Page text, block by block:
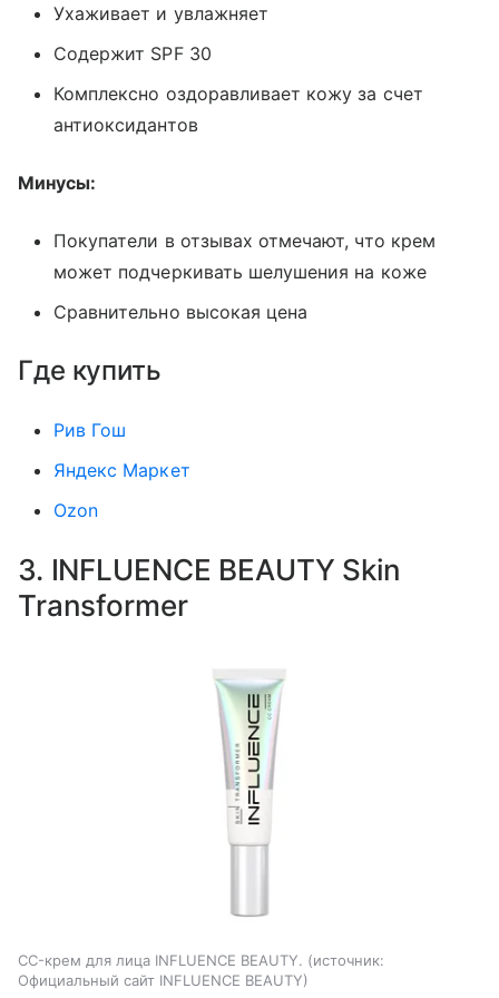
Ухаживает и увлажняет
Содержит SPF 30
Комплексно оздоравливает кожу за счет
антиоксидантов
Минусы:
Покупатели в отзывах отмечают, что крем
может подчеркивать шелушения на коже
Сравнительно высокая цена
Где купить
Рив Гош
Яндекс Маркет
Ozon
3. INFLUENCE BEAUTY Skin
Transformer
CC-крем для лица INFLUENCE BEAUTY.
источник:
Официальный сайт INFLUENCE BEAUTY